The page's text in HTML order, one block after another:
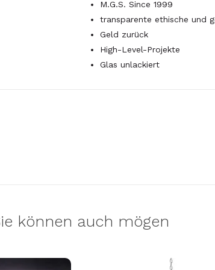
M.G.S. Since 1999
transparente ethische und
Geld zurück
High-Level-Projekte
Glas unlackiert
können auch mögen